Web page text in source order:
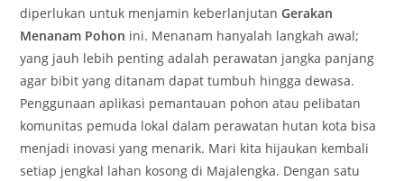
diperlukan untuk menjamin keberlanjutanGerakan
Menanam Pohon ini. Menanam hanyalah langkah awal;
yang jauh lebih penting adalah perawatan jangka panjang
agar bibit yang ditanam dapat tumbuh hingga dewasa.
Penggunaan aplikasi pemantauan pohon atau pelibatan
komunitas pemuda lokal dalam perawatan hutan kota bisa
menjadi inovasi yang menarik. Mari kita hijaukan kembali
setiap jengkal lahan kosong di Majalengka. Dengan satu